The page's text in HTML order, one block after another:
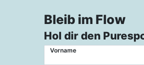
Bleib im Flow
Hol dir den
Vorname